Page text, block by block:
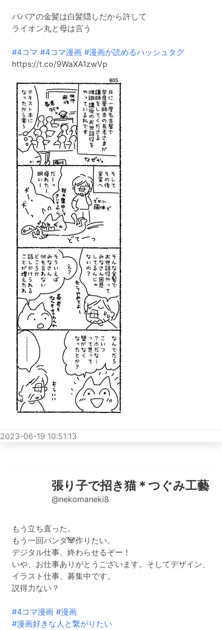
ババアの金髪は白髪隠しだから許して
ライオン丸と母は言う
#4コマ #4コマ漫画 #漫画が読めるハッシュタグ
https://t.co/9WaXA1zwVp
2023-06-19 10:51:13
張り子で招き猫＊つぐみ工藝
@nekomaneki8
もう立ち直った。
もう一回パンダ🐼作りたい。
デジタル仕事、終わらせるぞー！
いや、お仕事ありがとうございます。そしてデザイン、
イラスト仕事、募集中です。
説得力ない？
#4コマ漫画 #漫画
#漫画好きな人と繋がりたい